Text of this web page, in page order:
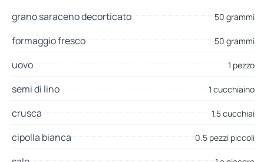
grano saraceno decorticato 50 grammi
formaggio fresco 50 grammi
uovo 1 pezzo
semi di lino 1 cucchiaino
crusca 1.5 cucchiai
cipolla bianca 0.5 pezzi piccoli